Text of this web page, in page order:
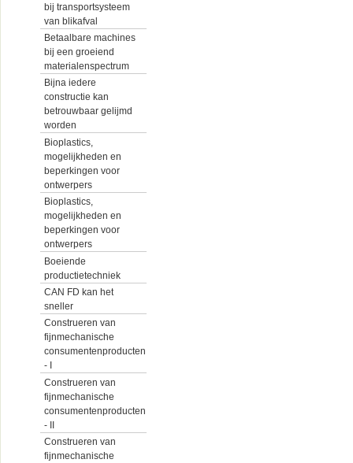
bij transportsysteem
van blikafval
Betaalbare machines
bij een groeiend
materialenspectrum
Bijna iedere
constructie kan
betrouwbaar gelijmd
worden
Bioplastics,
mogelijkheden en
beperkingen voor
ontwerpers
Bioplastics,
mogelijkheden en
beperkingen voor
ontwerpers
Boeiende
productietechniek
CAN FD kan het
sneller
Construeren van
fijnmechanische
consumentenproducten
- I
Construeren van
fijnmechanische
consumentenproducten
- II
Construeren van
fijnmechanische